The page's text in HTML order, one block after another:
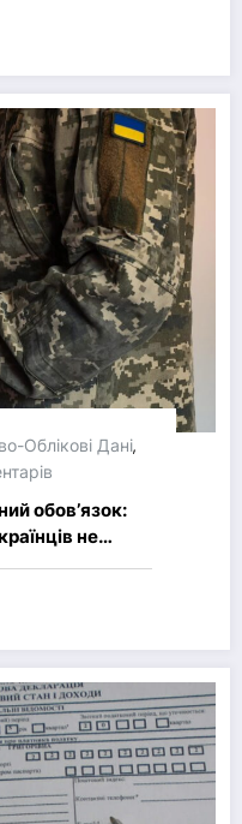
Облікові Дані,
обов’язок:
не